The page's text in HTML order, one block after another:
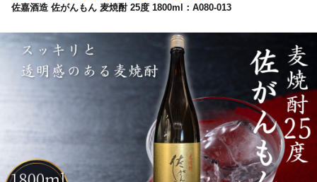
佐嘉酒造 佐がんもん 麦焼酎 25度 1800ml：A080-013